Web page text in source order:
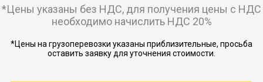
*Цены указаны без НДС, для получения цены с НДС
необходимо начислить НДС 20%
*Цены на грузоперевозки указаны приблизительные, просьба
оставить заявку для уточнения стоимости.